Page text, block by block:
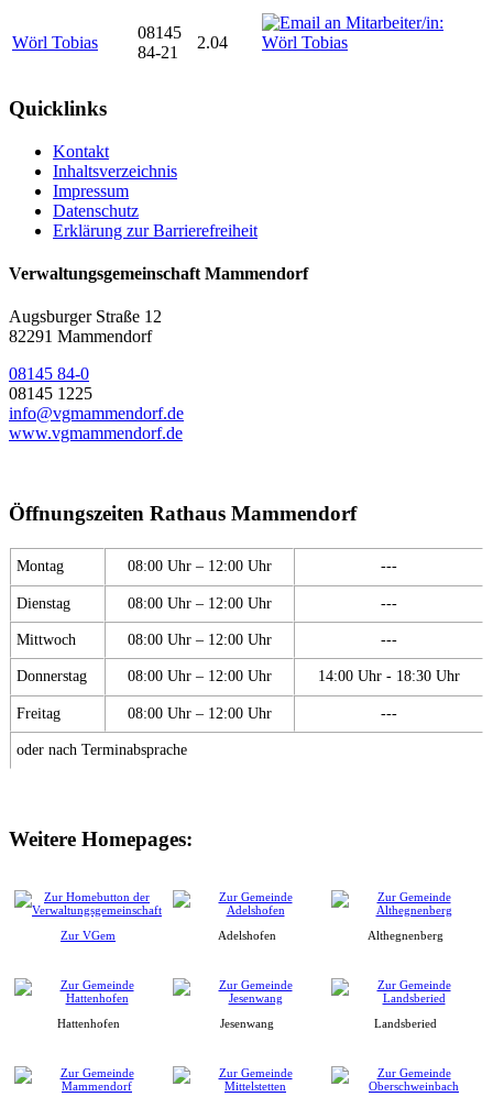
Wörl Tobias
08145
84-21
2.04
Quicklinks
Kontakt
Inhaltsverzeichnis
Impressum
Datenschutz
Erklärung zur Barrierefreiheit
Verwaltungsgemeinschaft Mammendorf
Augsburger Straße 12
82291 Mammendorf
08145 84-0
08145 1225
info@vgmammendorf.de
www.vgmammendorf.de
Öffnungszeiten Rathaus Mammendorf
Montag 08:00 Uhr – 12:00 Uhr ---
Dienstag 08:00 Uhr – 12:00 Uhr ---
Mittwoch 08:00 Uhr – 12:00 Uhr ---
Donnerstag 08:00 Uhr – 12:00 Uhr 14:00 Uhr - 18:30 Uhr
Freitag 08:00 Uhr – 12:00 Uhr ---
oder nach Terminabsprache
Weitere Homepages:
Zur VGem Adelshofen Althegnenberg
Hattenhofen Jesenwang Landsberied